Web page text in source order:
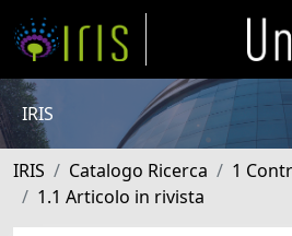
IRIS
IRIS Catalogo Ricerca
1
1.1 Articolo in rivista